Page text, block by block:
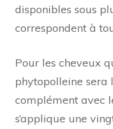
disponibles sous
correspondent à
Pour les cheveux
phytopolleine sera
complément avec
s’applique une